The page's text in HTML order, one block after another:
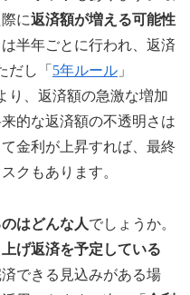
に返済額が増える可能性
半年ごとに行われ、返済
だし「 5年ルール 」
り、返済額の急激な増加
的な返済額の不透明さは
金利が上昇すれば、最終
クもあります。
はどんな人でしょうか。
げ返済を予定している
できる見込みがある場